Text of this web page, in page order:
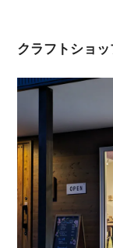
クラフトショ